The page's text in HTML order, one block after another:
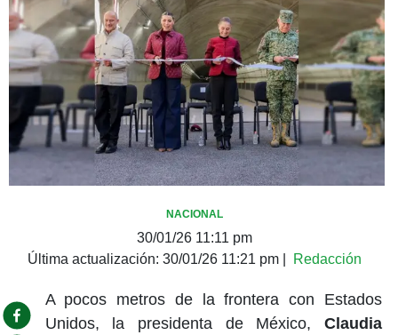
NACIONAL
30/01/26 11:11 pm
Última actualización: 30/01/26 11:21 pm Redacción
A pocos metros de la frontera con Estados
Unidos, la presidenta de México, Claudia